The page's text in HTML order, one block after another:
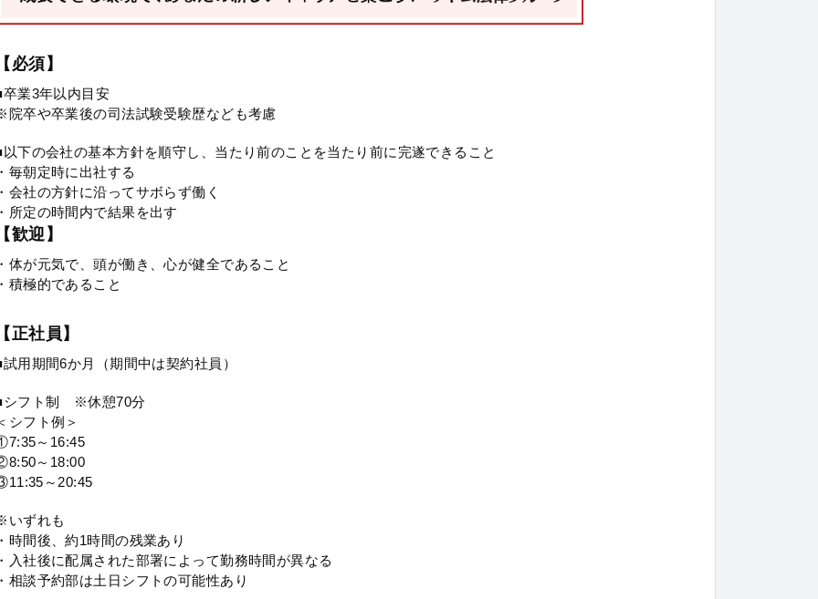
必須】
卒業3年以内目安
院卒や卒業後の司法試験受験歴なども考慮
以下の会社の基本方針を順守し、当たり前のことを当たり前に完遂できること
毎朝定時に出社する
会社の方針に沿ってサボらず働く
所定の時間内で結果を出す
歓迎】
体が元気で、頭が働き、心が健全であること
積極的であること
正社員】
試用期間6か月（期間中は契約社員）
シフト制 ※休憩70分
シフト例＞
～16:45
～18:00
～20:45
いずれも
時間後、約1時間の残業あり
入社後に配属された部署によって勤務時間が異なる
相談予約部は土日シフトの可能性あり